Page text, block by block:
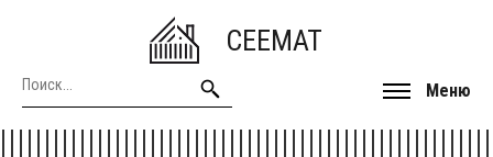
CEEMAT
Меню